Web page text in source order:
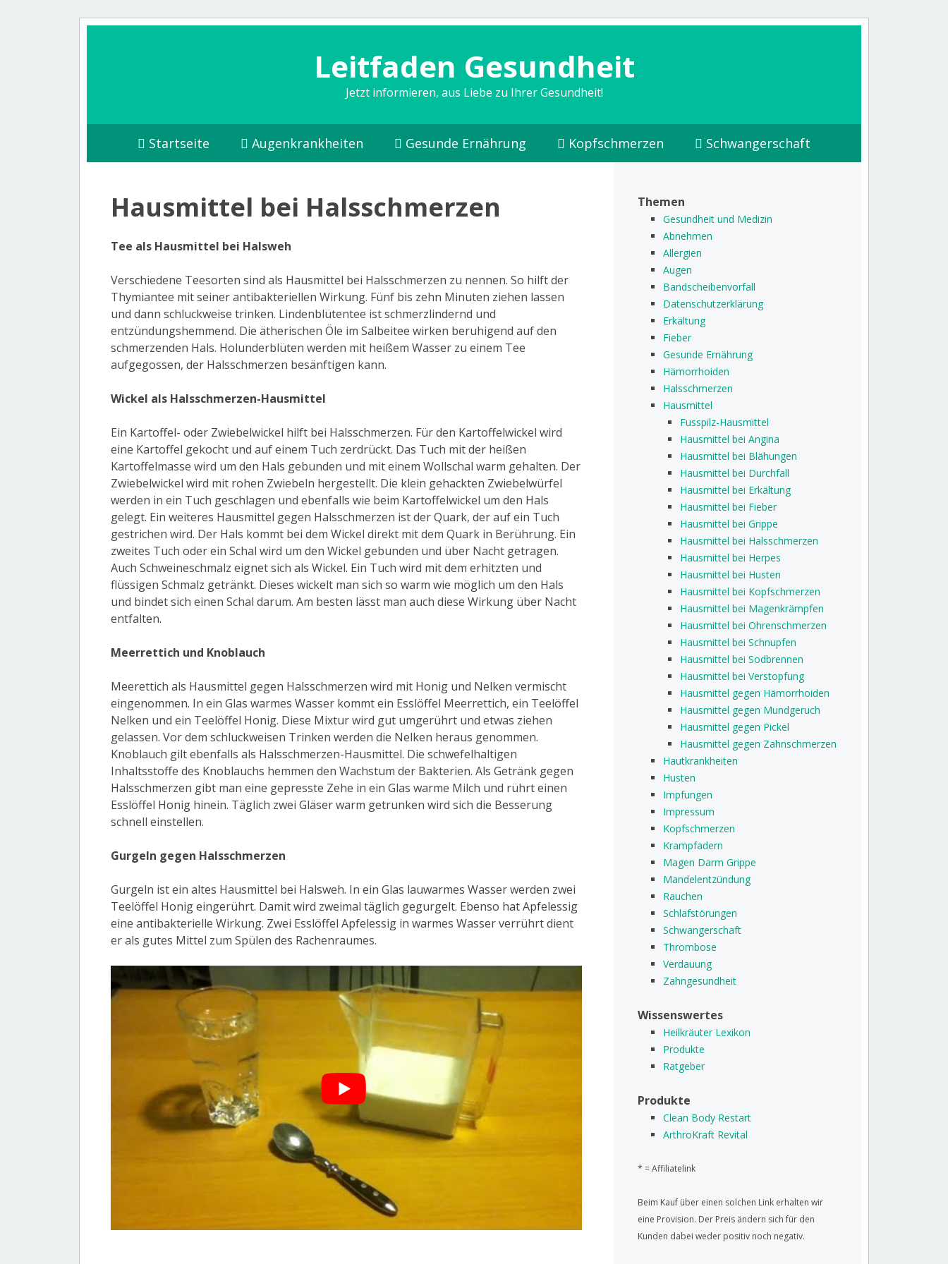
Leitfaden Gesundheit
Jetzt informieren, aus Liebe zu Ihrer Gesundheit!
Startseite Augenkrankheiten Gesunde Ernährung Kopfschmerzen Schwangerschaft
Hausmittel bei Halsschmerzen
Tee als Hausmittel bei Halsweh
Verschiedene Teesorten sind als Hausmittel bei Halsschmerzen zu nennen. So hilft der
Thymiantee mit seiner antibakteriellen Wirkung. Fünf bis zehn Minuten ziehen lassen
und dann schluckweise trinken. Lindenblütentee ist schmerzlindernd und
entzündungshemmend. Die ätherischen Öle im Salbeitee wirken beruhigend auf den
schmerzenden Hals. Holunderblüten werden mit heißem Wasser zu einem Tee
aufgegossen, der Halsschmerzen besänftigen kann.
Wickel als Halsschmerzen-Hausmittel
Ein Kartoffel- oder Zwiebelwickel hilft bei Halsschmerzen. Für den Kartoffelwickel wird
eine Kartoffel gekocht und auf einem Tuch zerdrückt. Das Tuch mit der heißen
Kartoffelmasse wird um den Hals gebunden und mit einem Wollschal warm gehalten. Der
Zwiebelwickel wird mit rohen Zwiebeln hergestellt. Die klein gehackten Zwiebelwürfel
werden in ein Tuch geschlagen und ebenfalls wie beim Kartoffelwickel um den Hals
gelegt. Ein weiteres Hausmittel gegen Halsschmerzen ist der Quark, der auf ein Tuch
gestrichen wird. Der Hals kommt bei dem Wickel direkt mit dem Quark in Berührung. Ein
zweites Tuch oder ein Schal wird um den Wickel gebunden und über Nacht getragen.
Auch Schweineschmalz eignet sich als Wickel. Ein Tuch wird mit dem erhitzten und
flüssigen Schmalz getränkt. Dieses wickelt man sich so warm wie möglich um den Hals
und bindet sich einen Schal darum. Am besten lässt man auch diese Wirkung über Nacht
entfalten.
Meerrettich und Knoblauch
Meerettich als Hausmittel gegen Halsschmerzen wird mit Honig und Nelken vermischt
eingenommen. In ein Glas warmes Wasser kommt ein Esslöffel Meerrettich, ein Teelöffel
Nelken und ein Teelöffel Honig. Diese Mixtur wird gut umgerührt und etwas ziehen
gelassen. Vor dem schluckweisen Trinken werden die Nelken heraus genommen.
Knoblauch gilt ebenfalls als Halsschmerzen-Hausmittel. Die schwefelhaltigen
Inhaltsstoffe des Knoblauchs hemmen den Wachstum der Bakterien. Als Getränk gegen
Halsschmerzen gibt man eine gepresste Zehe in ein Glas warme Milch und rührt einen
Esslöffel Honig hinein. Täglich zwei Gläser warm getrunken wird sich die Besserung
schnell einstellen.
Gurgeln gegen Halsschmerzen
Gurgeln ist ein altes Hausmittel bei Halsweh. In ein Glas lauwarmes Wasser werden zwei
Teelöffel Honig eingerührt. Damit wird zweimal täglich gegurgelt. Ebenso hat Apfelessig
eine antibakterielle Wirkung. Zwei Esslöffel Apfelessig in warmes Wasser verrührt dient
er als gutes Mittel zum Spülen des Rachenraumes.
Themen
Gesundheit und Medizin
Abnehmen
Allergien
Augen
Bandscheibenvorfall
Datenschutzerklärung
Erkältung
Fieber
Gesunde Ernährung
Hämorrhoiden
Halsschmerzen
Hausmittel
Fusspilz-Hausmittel
Hausmittel bei Angina
Hausmittel bei Blähungen
Hausmittel bei Durchfall
Hausmittel bei Erkältung
Hausmittel bei Fieber
Hausmittel bei Grippe
Hausmittel bei Halsschmerzen
Hausmittel bei Herpes
Hausmittel bei Husten
Hausmittel bei Kopfschmerzen
Hausmittel bei Magenkrämpfen
Hausmittel bei Ohrenschmerzen
Hausmittel bei Schnupfen
Hausmittel bei Sodbrennen
Hausmittel bei Verstopfung
Hausmittel gegen Hämorrhoiden
Hausmittel gegen Mundgeruch
Hausmittel gegen Pickel
Hausmittel gegen Zahnschmerzen
Hautkrankheiten
Husten
Impfungen
Impressum
Kopfschmerzen
Krampfadern
Magen Darm Grippe
Mandelentzündung
Rauchen
Schlafstörungen
Schwangerschaft
Thrombose
Verdauung
Zahngesundheit
Wissenswertes
Heilkräuter Lexikon
Produkte
Ratgeber
Produkte
Clean Body Restart
ArthroKraft Revital
* = Affiliatelink
Beim Kauf über einen solchen Link erhalten wir
eine Provision. Der Preis ändern sich für den
Kunden dabei weder positiv noch negativ.